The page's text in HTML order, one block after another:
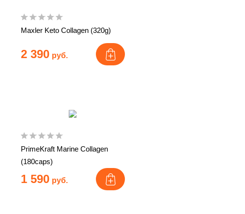
Maxler Keto Collagen (320g)
2 390 руб.
PrimeKraft Marine Collagen
(180caps)
1 590 руб.